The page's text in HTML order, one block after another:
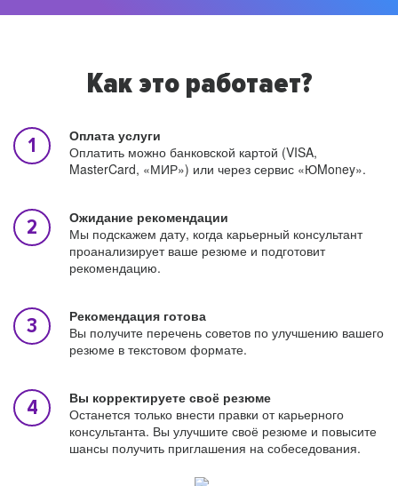
Как это работает?
Оплата услуги
Оплатить можно банковской картой (VISA,
MasterCard, «МИР») или через сервис «ЮMoney».
Ожидание рекомендации
Мы подскажем дату, когда карьерный консультант
проанализирует ваше резюме и подготовит
рекомендацию.
Рекомендация готова
Вы получите перечень советов по улучшению вашего
резюме в текстовом формате.
Вы корректируете своё резюме
Останется только внести правки от карьерного
консультанта. Вы улучшите своё резюме и повысите
шансы получить приглашения на собеседования.